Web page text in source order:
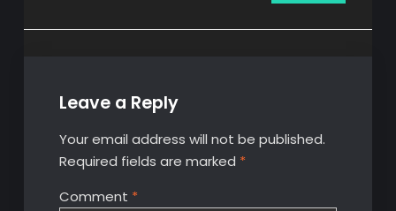
Leave a Reply
Your email address will not be published.
Required fields are marked *
Comment *